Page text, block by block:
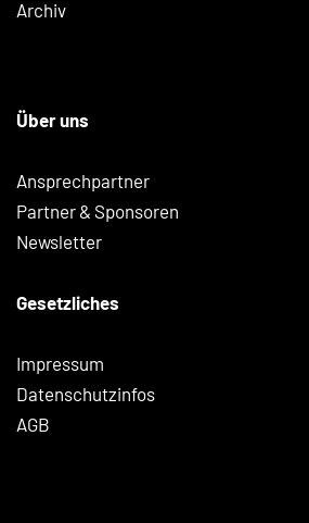
Archiv
Über uns
Ansprechpartner
Partner & Sponsoren
Newsletter
Gesetzliches
Impressum
Datenschutzinfos
AGB